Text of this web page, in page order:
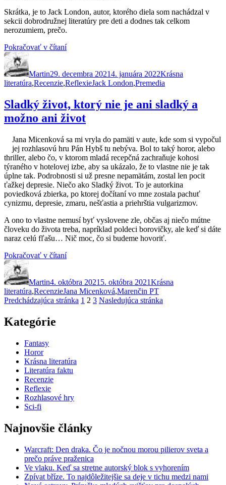
Skrátka, je to Jack London, autor, ktorého diela som nachádzal v
sekcii dobrodružnej literatúry pre deti a dodnes tak celkom
nerozumiem, prečo.
Pokračovať v čítaní„Tulák
Londonov
manifest
nezlomnosť
ducha“
Autor
Martin29. decembra 20214. januára 2022Krásna
literatúra,Recenzie,ReflexieZnačky
Jack London,Premedia
Sladký život, ktorý nie je ani sladký a
možno ani život
Jana Micenková sa mi vryla do pamäti v aute, kde som si vypočul
jej rozhlasovú hru Pán Hybš tu nebýva. Bol to taký horor, alebo
thriller, alebo čo, v ktorom mladá recepčná zachraňuje kohosi
týraného v hotelovej izbe, aby sa ukázalo, že to vlastne nie je tak
úplne tak. Podrobnosti si už presne nepamätám, zostal len pocit
ťažkej depresie. Niečo ako Sladký život. To je autorkina
poviedková zbierka, po ktorej dočítaní vo mne zostala pachuť
cynizmu, depresie, zmaru, nešťastia a priehrštia vulgarizmov.
A ono to vlastne nemusí byť vyslovene zle, občas aj niečo mútne
človeku do života treba, napríklad poldeci borovičky, ale keď si dáte
naraz celú fľašu… Nič moc, čo si budeme hovoriť.
Pokračovať v čítaní„Sladký
nie
je
ani
Autor
Martin4. októbra 2021 5. októbra 2021Krásna
literatúra,RecenzieZnačky
Jana Micenková,Marenčin PT
Stránkovanie
príspevkov
Predchádzajúca stránka Stránka
1 Stránka
2 Stránka
3 Nasledujúca stránka
Kategórie
Fantasy
Horor
Krásna literatúra
Literatúra faktu
Recenzie
Reflexie
Rozhlasové hry
Sci-fi
Najnovšie články
Warcraft: Den draka. Čo je nočnou morou pilierov sveta a
prečo práve praženica
Ve vlaku. Keď sa stretne autorský blok s vyhorením
Zpívat bříze. To najdôležitejšie sa deje v tichu medzi nami